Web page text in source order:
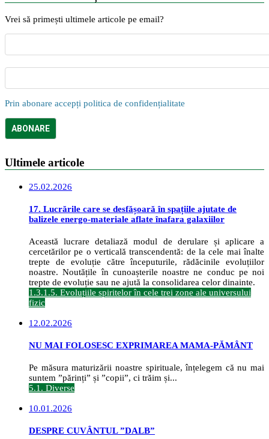
Vrei să primești ultimele articole pe email?
Prin abonare accepți politica de confidențialitate
Ultimele articole
25.02.2026
17. Lucrările care se desfășoară în spațiile ajutate de
balizele energo-materiale aflate înafara galaxiilor
Această lucrare detaliază modul de derulare și aplicare a
cercetărilor pe o verticală transcendentă: de la cele mai înalte
trepte de evoluție către începuturile, rădăcinile evoluțiilor
noastre. Noutățile în cunoașterile noastre ne conduc pe noi
trepte de evoluție sau ne ajută la consolidarea celor dinainte.
1.3.1.5. Evoluțiile spiritelor în cele trei zone ale universului
fizic
12.02.2026
NU MAI FOLOSESC EXPRIMAREA MAMA-PĂMÂNT
Pe măsura maturizării noastre spirituale, înțelegem că nu mai
suntem ”părinți” și ”copii”, ci trăim și...
5.1. Diverse
10.01.2026
DESPRE CUVÂNTUL ”DALB”